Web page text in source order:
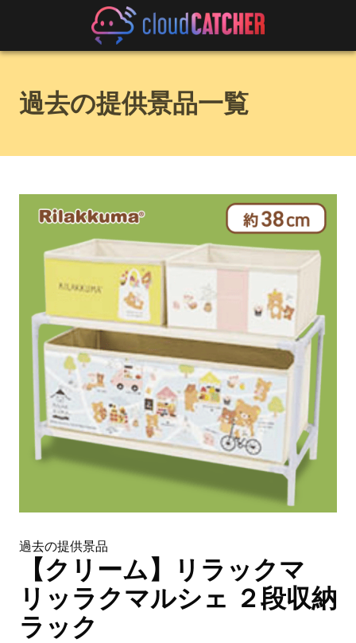
過去の提供景品一覧
過去の提供景品
【クリーム】リラックマ
リッラクマルシェ ２段収納
ラック